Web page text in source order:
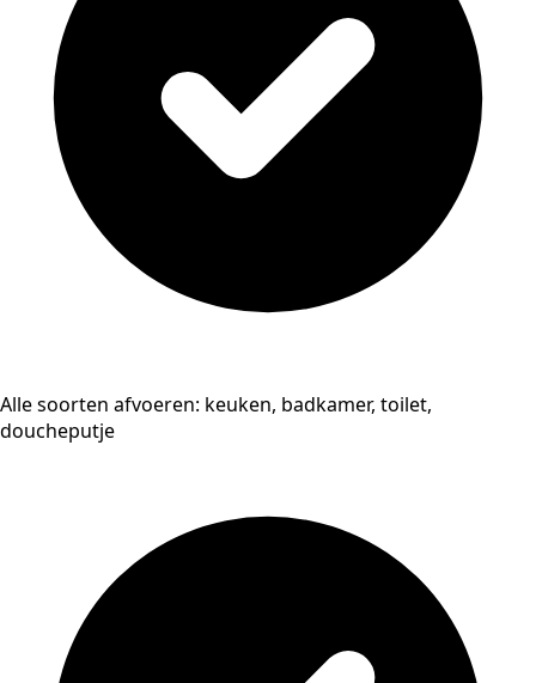
Alle soorten afvoeren: keuken, badkamer, toilet,
doucheputje